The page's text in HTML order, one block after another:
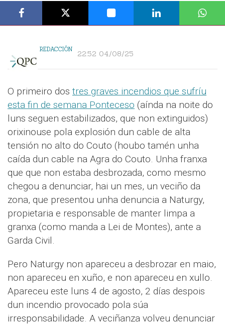
REDACCIÓN 22:52 04/08/25
O primeiro dos tres graves incendios que sufríu
esta fin de semana Ponteceso (aínda na noite do
luns seguen estabilizados, que non extinguidos)
orixinouse pola explosión dun cable de alta
tensión no alto do Couto (houbo tamén unha
caída dun cable na Agra do Couto. Unha franxa
que que non estaba desbrozada, como mesmo
chegou a denunciar, hai un mes, un veciño da
zona, que presentou unha denuncia a Naturgy,
propietaria e responsable de manter limpa a
granxa (como manda a Lei de Montes), ante a
Garda Civil.
Pero Naturgy non apareceu a desbrozar en maio,
non apareceu en xuño, e non apareceu en xullo.
Apareceu este luns 4 de agosto, 2 días despois
dun incendio provocado pola súa
irresponsabilidade. A veciñanza volveu denunciar